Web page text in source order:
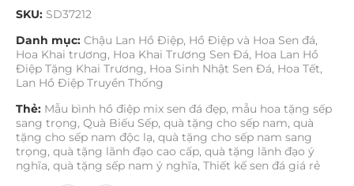
SKU: SD37212
Danh mục: Chậu Lan Hồ Điệp, Hồ Điệp và Hoa Sen đá,
Hoa Khai trương, Hoa Khai Trương Sen Đá, Hoa Lan Hồ
Điệp Tặng Khai Trương, Hoa Sinh Nhật Sen Đá, Hoa Tết,
Lan Hồ Điệp Truyền Thống
Thẻ: Mẫu bình hồ điệp mix sen đá đẹp, mẫu hoa tặng sếp
sang trọng, Quà Biếu Sếp, quà tặng cho sếp nam, quà
tặng cho sếp nam độc lạ, quà tặng cho sếp nam sang
trọng, quà tặng lãnh đạo cao cấp, quà tặng lãnh đạo ý
nghĩa, quà tặng sếp nam ý nghĩa, Thiết kế sen đá giá rẻ